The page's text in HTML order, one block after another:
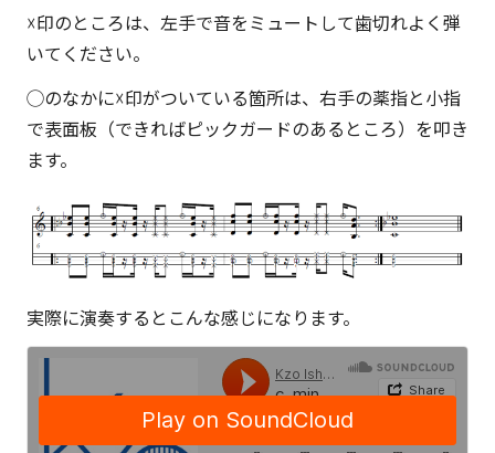
☓印のところは、左手で音をミュートして歯切れよく弾
いてください。
◯のなかに☓印がついている箇所は、右手の薬指と小指
で表面板（できればピックガードのあるところ）を叩き
ます。
実際に演奏するとこんな感じになります。